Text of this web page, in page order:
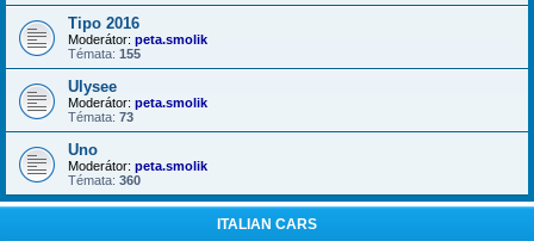
Tipo 2016
Moderátor: peta.smolik
Témata: 155
Ulysee
Moderátor: peta.smolik
Témata: 73
Uno
Moderátor: peta.smolik
Témata: 360
ITALIAN CARS